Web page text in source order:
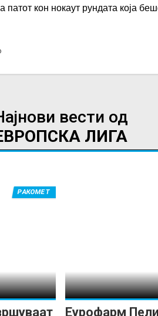
патот кон нокаут рундата која
вести од
ЛИГА
РАКОМЕТ
Еурофарм
или комерцијална употреба на